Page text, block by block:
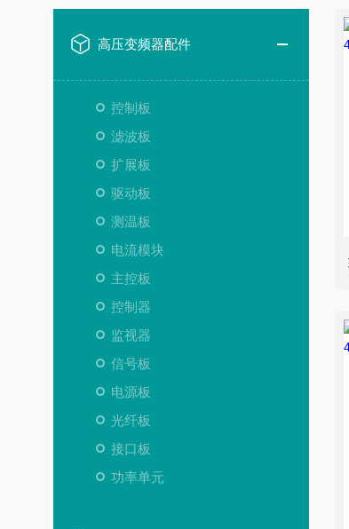
高压变频器配件
控制板
滤波板
扩展板
驱动板
测温板
电流模块
主控板
控制器
监视器
信号板
电源板
光纤板
接口板
功率单元